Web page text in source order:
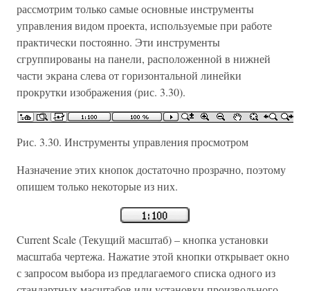
рассмотрим только самые основные инструменты
управления видом проекта, используемые при работе
практически постоянно. Эти инструменты
сгруппированы на панели, расположенной в нижней
части экрана слева от горизонтальной линейки
прокрутки изображения (рис. 3.30).
Рис. 3.30. Инструменты управления просмотром
Назначение этих кнопок достаточно прозрачно, поэтому
опишем только некоторые из них.
Current Scale (Текущий масштаб) – кнопка установки
масштаба чертежа. Нажатие этой кнопки открывает окно
с запросом выбора из предлагаемого списка одного из